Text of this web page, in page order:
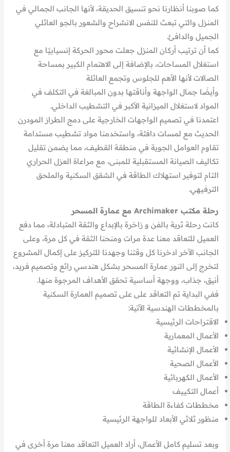
كما صوبنا أنظارنا نحو تنسيق الحديقة، لأنها الجانب الجمالي في
المنزل والتي تبعث للنفس الانشراح والشعور بالجو العائلي
الجميل والدافئ.
كما أن ترتيب أركان المنزل جعلت محور الحركة إنسيابيًا مع
استغلال المساحات، بالإضافة إلى الاهتمام الكبير بمساحة
الصالات لأنها الأهم للجلوس وتجمع العائلة
وأيضَا جمال الواجهة وأناقتها بدون المبالغة في التكلف في
المواد لاستغلال الميزانية الأكبر في التشطيب الداخلي.
اعتمدنا في تصميم الواجهات الخارجية على دمج الطراز المودرن
الحديث مع لمسات دافئة، واستخدمنا مواد تشطيب مستدامة
تقاوم العوامل الجوية في منطقة القطيف، مما يضمن تقليل
تكاليف الصيانة المستقبلية للمبنى، مع مراعاة العزل الحراري
التام لتوفير استهلاك الطاقة في الشقق السكنية والملحق
الترفيهي.
رحلة مكتب Archimaker مع عمارة المسحر
كانت رحلة ثرية بالفن و زاخرة بالإبداع والثقة المتبادلة، مما دفع
العميل للتعاقد معنا عدة مرات ومنحنا الثقة في كل مرة، وعلى
الجانب الآخر ادخرنا كل وقتنا وجهدنا للتركيز على إكمال المشروع
لتخرج إلى النور عمارة المسحر بشكل هندسي رائع وتصميم فريد،
أنيق، جذاب، ووجهة أساسية تحقق الأهداف المرجوة منها.
ففي البداية تم التعاقد على على تصميم العمارة السكنية
بالمخططات الهندسية الآتية:
الاقتراحات الرئيسية
الأعمال المعمارية
الأعمال الإنشائية
الأعمال الصحية
الأعمال الكهربائية
أعمال التكييف
مخططات كفاءة الطاقة
منظور ثلاثي الأبعاد للواجهة الرئيسية
وبعد تسليم كامل الأعمال، أراد العميل التعاقد معنا مرة أخرى في